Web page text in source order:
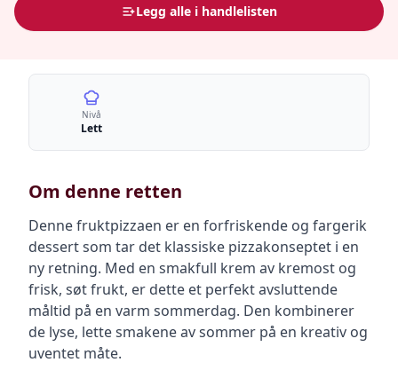
Legg alle i handlelisten
Nivå
Lett
Om denne retten
Denne fruktpizzaen er en forfriskende og fargerik
dessert som tar det klassiske pizzakonseptet i en
ny retning. Med en smakfull krem av kremost og
frisk, søt frukt, er dette et perfekt avsluttende
måltid på en varm sommerdag. Den kombinerer
de lyse, lette smakene av sommer på en kreativ og
uventet måte.